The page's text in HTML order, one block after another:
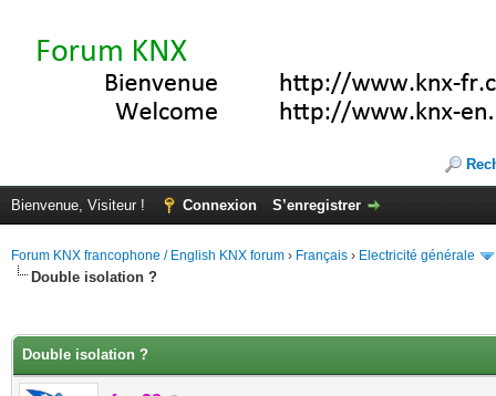
Bienvenue, Visiteur ! Connexion S’enregistrer
Forum KNX francophone / English KNX forum › Français › Electricité générale
Double isolation ?
Double isolation ?